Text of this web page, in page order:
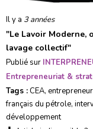
Il y a 3 années
"Le Lavoir Moderne,
lavage collectif"
Publié sur
Entrepreneuriat &
Tags :CEA,
français du pétrole,
développement